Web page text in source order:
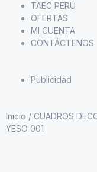
TAEC PERÚ
OFERTAS
MI CUENTA
CONTÁCTENOS
Publicidad
Inicio / CUADROS
YESO 001